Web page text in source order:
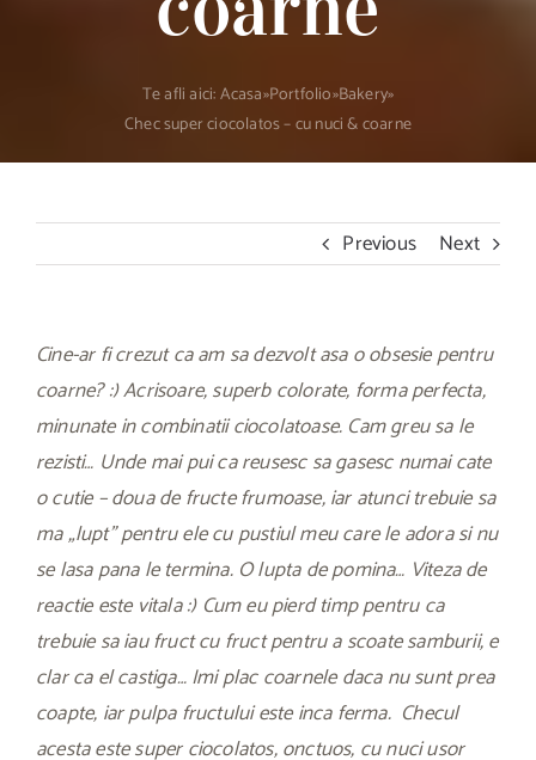
Te afli aici:Acasa»Portfolio»Bakery»
Chec super ciocolatos – cu nuci & coarne
Previous Next
Cine-ar fi crezut ca am sa dezvolt asa o obsesie pentru
coarne? :) Acrisoare, superb colorate, forma perfecta,
minunate in combinatii ciocolatoase. Cam greu sa le
rezisti… Unde mai pui ca reusesc sa gasesc numai cate
o cutie – doua de fructe frumoase, iar atunci trebuie sa
ma „lupt” pentru ele cu pustiul meu care le adora si nu
se lasa pana le termina. O lupta de pomina… Viteza de
reactie este vitala :) Cum eu pierd timp pentru ca
trebuie sa iau fruct cu fruct pentru a scoate samburii, e
clar ca el castiga… Imi plac coarnele daca nu sunt prea
coapte, iar pulpa fructului este inca ferma. Checul
acesta este super ciocolatos, onctuos, cu nuci usor